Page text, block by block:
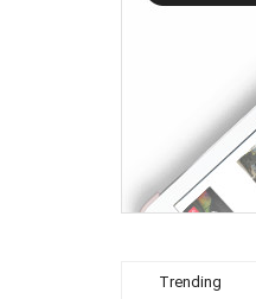
Trending